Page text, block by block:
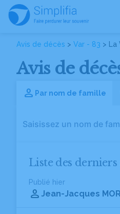
Avis de décès > Var - 83 > La
Avis de
Par nom de famille
Liste des derniers
Publié hier
Jean-Jacques